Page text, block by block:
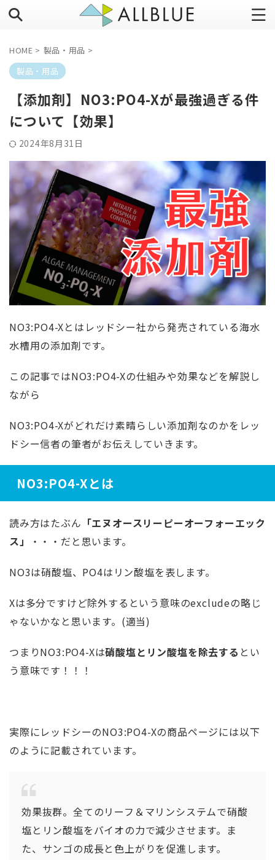
HOME > 製品・用品 >
製品・用品
【添加剤】NO3:PO4-Xが最強過ぎる件
について【効果】
2024年8月31日
NO3:PO4-Xとはレッドシー社から発売されている海水
水槽用の添加剤です。
この記事ではNO3:PO4-Xの仕組みや効果などを解説し
ながら
NO3:PO4-Xがどれだけ素晴らしい添加剤なのかをレッ
ドシー信者の筆者がお伝えしていきます。
NO3:PO4-Xとは
読み方はたぶん 「エヌオースリーピーオーフォーエック
ス」
・・・だと思います。
NO3は硝酸塩、PO4はリン酸塩を表します。
Xは多分ですけど除外するという意味のexcludeの略じ
ゃないかなと思います。(適当)
つまりNO3:PO4-Xは硝酸塩とリン酸塩を除去する とい
う意味です！！！
実際にレッドシーのNO3:PO4-Xの商品ページには以下
のように記載されています。
効果抜群。全てのリーフ＆マリンシステムで硝酸
塩とリン酸塩をバイオの力で減少させます。ま
た、サンゴの成長と色上がりを促進します。